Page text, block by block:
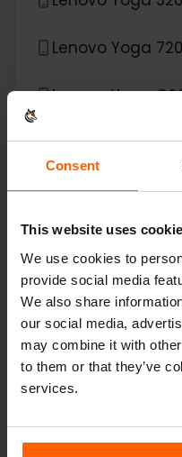
Consent
This website uses
We use cookies to
provide social media
We also share
our social media,
may combine it with
to them or that they’ve
services.
Lenovo Yoga
Lenovo Yoga
Lenovo
Lenovo ThinkPad
Lenovo ThinkPad
Lenovo
eSIM
Microsoft